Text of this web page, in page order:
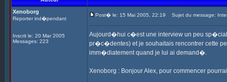
Xenoborg
Reporter ind�pendant
Inscrit le: 20 Mar 2005
Messages: 223
Post� le: 15 Mai 2005, 22:19 Sujet du message:
Aujourd�hui c�est une interview un peu
pr�c�dentes) et je souhaitais rencontrer cette
imm�diatement quand je lui ai demand�.
Xenoborg : Bonjour Alex, pour commencer